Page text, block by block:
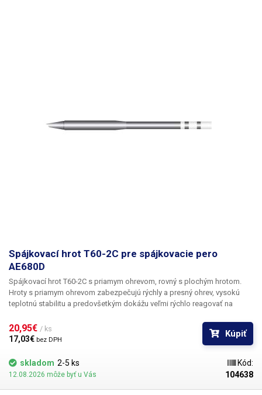
Spájkovací hrot T60-2C pre spájkovacie pero
AE680D
Spájkovací hrot T60-2C s priamym ohrevom, rovný s plochým hrotom.
Hroty s priamym ohrevom zabezpečujú rýchly a presný ohrev, vysokú
teplotnú stabilitu a predovšetkým dokážu veľmi rýchlo reagovať na
doskách plošných spojov, konektorov alebo drôtov s veľkým prierezom.
Telo spájkovacieho hrotu je vyrobené z nehrdzavejúcej ocele, medený
Pozor, hroty T60 sú určené
výhradne pre spájkovacie stanice ATETOOL. Hroty T60 a T80 nie sú
navzájom kompatibilné. Rozmery: 124x8 mm
1ks hrot
20,95€ / ks
17,03€ bez DPH
Kúpiť
skladom 2-5 ks
12.08.2026 môže byť u Vás
Kód:
104638